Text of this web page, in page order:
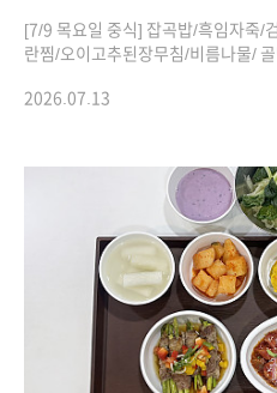
[7/9 목요일 중식] 잡곡밥/흑임자죽/
란찜/오이고추된장무침/비름나물/
2026.07.13